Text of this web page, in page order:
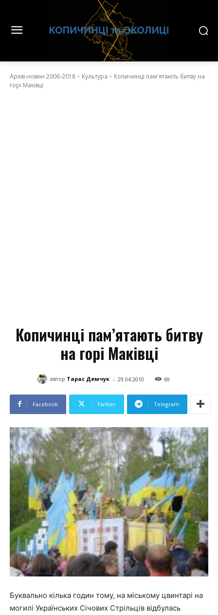
Архів новин 2006-2018 Культура
Копичинці пам'ятають битву на
горі Маківці
Копичинці пам’ятають битву
на горі Маківці
автор Тарас Демчук - 29.04.2010 69
Facebook Twitter Telegram
Буквально кілька годин тому, на міському цвинтарі на
могилі Українських Січових Стрільців відбулась